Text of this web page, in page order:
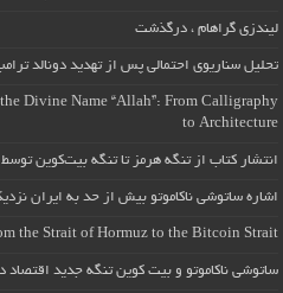
لیندزی گراهام ، درگذشت
تحلیل سناریوی احتمالی پس از تهدید دونالد
Divine Name “Allah”: From Calligraphy
to Architecture
انتشار کتاب از تنگه هرمز تا تنگه بیت‌کوین
اشاره ساتوشی ناکاموتو بیش از حد به ایران
the Strait of Hormuz to the Bitcoin Strait
ساتوشی ناکاموتو و بیت کوین تنگه جدید اقتصاد